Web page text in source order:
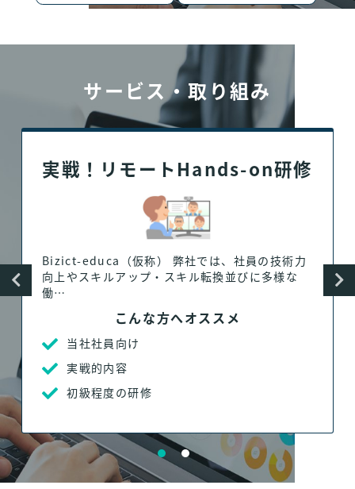
サービス・取り組み
実戦！リモートHands-on研修
Bizict-educa（仮称） 弊社では、社員の技術力
向上やスキルアップ・スキル転換並びに多様な
働…
こんな方へオススメ
当社社員向け
実戦的内容
初級程度の研修